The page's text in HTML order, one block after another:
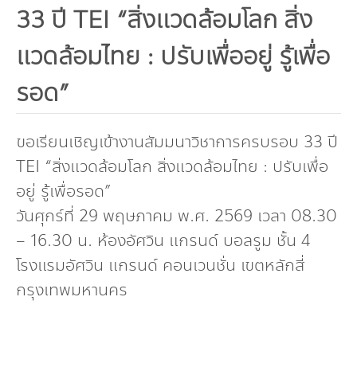
33 ปี TEI “สิ่งแวดล้อมโลก สิ่ง
แวดล้อมไทย : ปรับเพื่ออยู่ รู้เพื่อ
รอด”
ขอเรียนเชิญเข้างานสัมมนาวิชาการครบรอบ 33 ปี
TEI “สิ่งแวดล้อมโลก สิ่งแวดล้อมไทย : ปรับเพื่อ
อยู่ รู้เพื่อรอด”
วันศุกร์ที่ 29 พฤษภาคม พ.ศ. 2569 เวลา 08.30
– 16.30 น. ห้องอัศวิน แกรนด์ บอลรูม ชั้น 4
โรงแรมอัศวิน แกรนด์ คอนเวนชั่น เขตหลักสี่
กรุงเทพมหานคร